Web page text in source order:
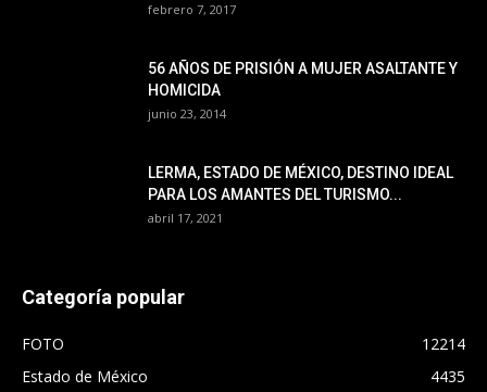
febrero 7, 2017
56 AÑOS DE PRISIÓN A MUJER ASALTANTE Y
HOMICIDA
junio 23, 2014
LERMA, ESTADO DE MÉXICO, DESTINO IDEAL
PARA LOS AMANTES DEL TURISMO...
abril 17, 2021
Categoría popular
FOTO
12214
Estado de México
4435